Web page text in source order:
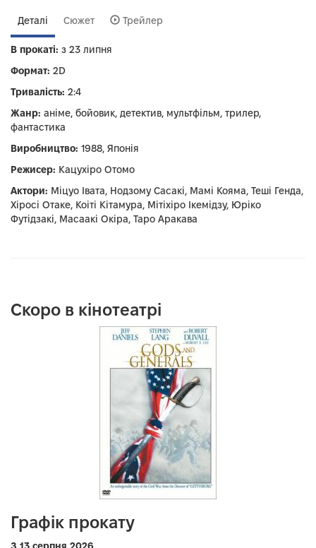
Деталі Сюжет Трейлер
В прокаті: з 23 липня
Формат: 2D
Тривалість: 2:4
Жанр: аніме, бойовик, детектив, мультфільм, трилер,
фантастика
Виробництво: 1988, Японія
Режисер: Кацухіро Отомо
Актори: Міцуо Івата, Нодзому Сасакі, Мамі Кояма, Теші Генда,
Хіросі Отаке, Коіті Кітамура, Мітіхіро Ікемідзу, Юріко
Футідзакі, Масаакі Окіра, Таро Аракава
Скоро в кінотеатрі
Графік прокату